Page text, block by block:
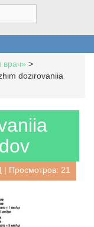
врач» >
dozirovaniia
| Просмотров: 21